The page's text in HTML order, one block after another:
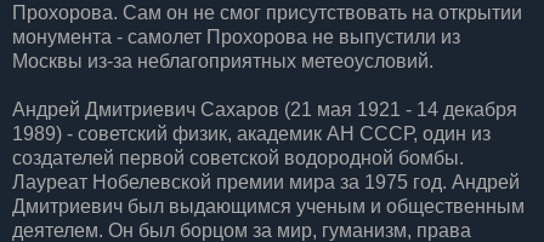
Прохорова. Сам он не смог присутствовать на открытии
монумента - самолет Прохорова не выпустили из
Москвы из-за неблагоприятных метеоусловий.
Андрей Дмитриевич Сахаров (21 мая 1921 - 14 декабря
1989) - советский физик, академик АН СССР, один из
создателей первой советской водородной бомбы.
Лауреат Нобелевской премии мира за 1975 год. Андрей
Дмитриевич был выдающимся ученым и общественным
деятелем. Он был борцом за мир, гуманизм, права